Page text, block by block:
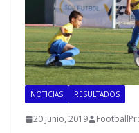
NOTICIAS RESULTADOS
20 junio, 2019